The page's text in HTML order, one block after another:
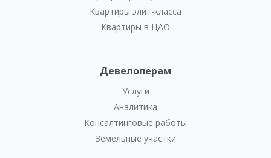
Квартиры элит-класса
Квартиры в ЦАО
Девелоперам
Услуги
Аналитика
Консалтинговые работы
Земельные участки